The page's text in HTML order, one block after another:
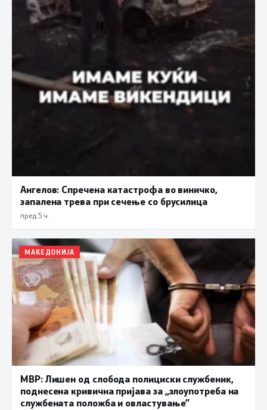
Ангелов: Спречена катастрофа во виничко,
запалена трева при сечење со брусилица
пред 5 ч.
МАКЕДОНИЈА
МВР: Лишен од слобода полициски службеник,
поднесена кривична пријава за „злоупотреба на
службената положба и овластување”